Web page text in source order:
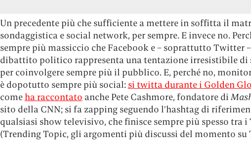
Un precedente più che sufficiente a mettere in soffitta il
sondaggistica e social network, per sempre. E invece no.
sempre più massiccio che Facebook e – soprattutto Twitter
dibattito politico rappresenta una tentazione irresistibile
per coinvolgere sempre più il pubblico. E, perché no,
è dopotutto sempre più social: si twitta durante i Golden
come ha raccontato anche Pete Cashmore, fondatore di
sito della CNN; si fa zapping seguendo l’hashtag di
qualsiasi show televisivo, che finisce sempre più spesso tra i
(Trending Topic, gli argomenti più discussi del momento su